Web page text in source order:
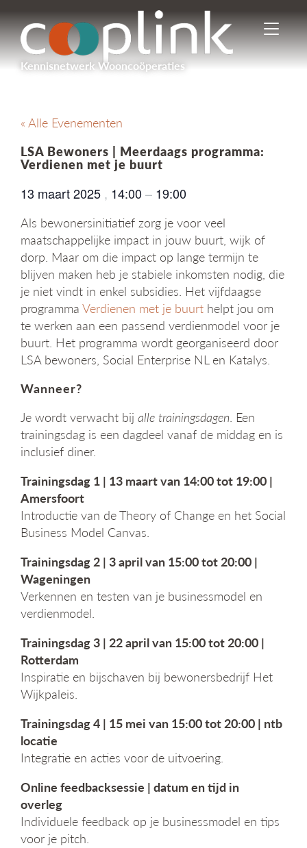
Kennisnetwerk Wooncoöperaties
I
n
-
a
g
a
t
« Alle Evenementen
LSA Bewoners | Meerdaags programma:
Verdienen met je buurt
13 maart 2025 , 14:00 – 19:00
Als bewonersinitiatief zorg je voor veel
maatschappelijke impact in jouw buurt, wijk of
dorp. Maar om die impact op lange termijn te
blijven maken heb je stabiele inkomsten nodig, die
je niet vindt in enkel subsidies. Het vijfdaagse
programma Verdienen met je buurt helpt jou om
te werken aan een passend verdienmodel voor je
buurt. Het programma wordt georganiseerd door
LSA bewoners, Social Enterprise NL en Katalys.
Wanneer?
Je wordt verwacht bij alle trainingsdagen. Een
trainingsdag is een dagdeel vanaf de middag en is
inclusief diner.
Trainingsdag 1 | 13 maart van 14:00 tot 19:00 |
Amersfoort
Introductie van de Theory of Change en het Social
Business Model Canvas.
Trainingsdag 2 | 3 april van 15:00 tot 20:00 |
Wageningen
Verkennen en testen van je businessmodel en
verdienmodel.
Trainingsdag 3 | 22 april van 15:00 tot 20:00 |
Rotterdam
Inspiratie en bijschaven bij bewonersbedrijf Het
Wijkpaleis.
Trainingsdag 4 | 15 mei van 15:00 tot 20:00 | ntb
locatie
Integratie en acties voor de uitvoering.
Online feedbacksessie | datum en tijd in
overleg
Individuele feedback op je businessmodel en tips
voor je pitch.